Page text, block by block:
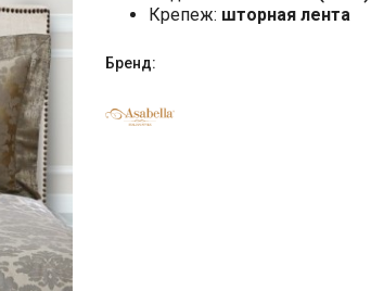
Крепеж: шторная лента
Бренд: